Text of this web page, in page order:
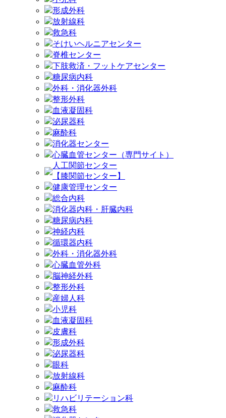
形成外科
放射線科
救急科
そけいヘルニアセンター
脊椎センター
下肢救済・フットケアセンター
糖尿病内科
外科・消化器外科
整形外科
血液凝固科
泌尿器科
麻酔科
消化器センター
心臓血管センター（専門サイト）
人工関節センター
【膝関節センター】
健康管理センター
総合内科
消化器内科・肝臓内科
糖尿病内科
神経内科
循環器内科
外科・消化器外科
心臓血管外科
脳神経外科
整形外科
産婦人科
小児科
血液凝固科
皮膚科
形成外科
泌尿器科
眼科
放射線科
麻酔科
リハビリテーション科
救急科